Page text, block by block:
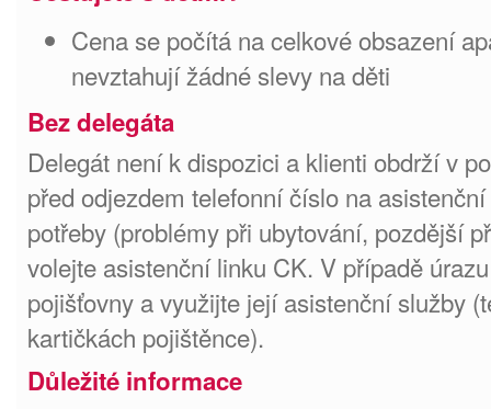
Cena se počítá na celkové obsazení
nevztahují žádné slevy na děti
Bez delegáta
Delegát není k dispozici a klienti obdrží v
před odjezdem telefonní číslo na
potřeby (problémy při ubytování, pozdější
volejte asistenční linku CK. V případě
pojišťovny a využijte její asistenční služby
kartičkách pojištěnce).
Důležité informace